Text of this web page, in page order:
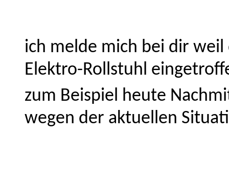
ich melde mich bei dir
Elektro-Rollstuhl
zum Beispiel heute
wegen der aktuellen